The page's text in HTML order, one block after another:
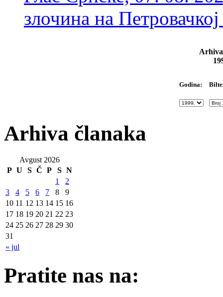
злочина на
Godina:
Arhiva članaka
Avgust 2026
P U S Č P S N
« jul
1
2
3
4 5 6 7 8
9
10 11 12 13 14 15 16
17 18 19 20 21 22 23
24 25 26 27 28 29 30
31
Pratite nas na: